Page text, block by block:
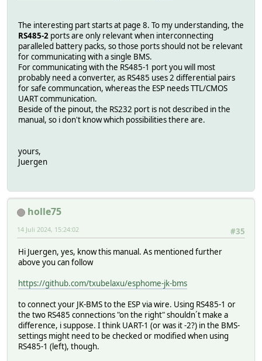
The interesting part starts at page 8. To my understanding, the
RS485-2 ports are only relevant when interconnecting
paralleled battery packs, so those ports should not be relevant
for communicating with a single BMS.
For communicating with the RS485-1 port you will most
probably need a converter, as RS485 uses 2 differential pairs
for safe communcation, whereas the ESP needs TTL/CMOS
UART communication.
Beside of the pinout, the RS232 port is not described in the
manual, so i don't know which possibilities there are.
yours,
Juergen
holle75
#35
14 Juli 2024, 15:24:02
Hi Juergen, yes, know this manual. As mentioned further
above you can follow
https://github.com/txubelaxu/esphome-jk-bms
to connect your JK-BMS to the ESP via wire. Using RS485-1 or
the two RS485 connections "on the right" shouldn´t make a
difference, i suppose. I think UART-1 (or was it -2?) in the BMS-
settings might need to be checked or modified when using
RS485-1 (left), though.